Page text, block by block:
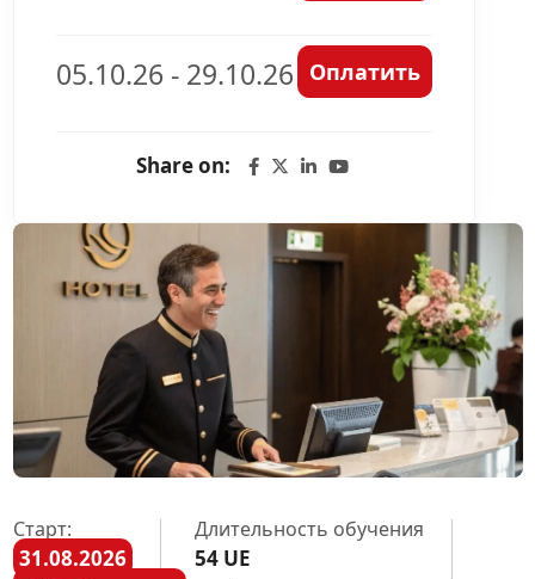
05.10.26 - 29.10.26 Оплатить
Share on:
Старт:
31.08.2026
Длительность обучения
54 UE